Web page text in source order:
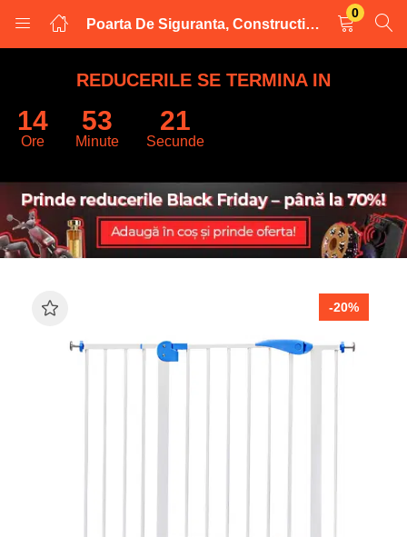
Poarta De Siguranta, Constructie Foarte Robusta, Inchidere De Securitate Dubla, Instalare Simpla Fara Gaurire, Latimea Portii 72cm
0
LOGARE
INREGISTRARE
Introduceti numele de utilizator și parola pentru a va autentifica.
Parola uitata?
REDUCERILE SE TERMINA IN
14
Ore
53
Minute
20
Secunde
-20%